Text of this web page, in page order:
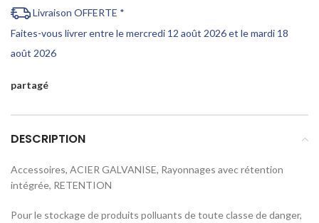
Livraison OFFERTE *
Faites-vous livrer entre le mercredi 12 août 2026 et le mardi 18
août 2026
partagé
DESCRIPTION
Accessoires, ACIER GALVANISE, Rayonnages avec rétention
intégrée, RETENTION
Pour le stockage de produits polluants de toute classe de danger,